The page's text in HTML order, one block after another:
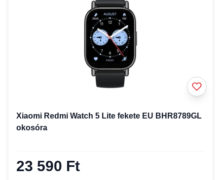
Xiaomi Redmi Watch 5 Lite fekete EU BHR8789GL
okosóra
23 590 Ft